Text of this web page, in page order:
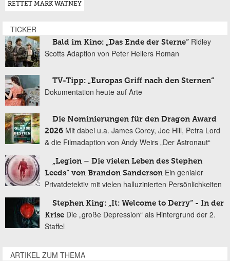
RETTET MARK WATNEY
TICKER
Bald im Kino: „Das Ende der Sterne“ Ridley
Scotts Adaption von Peter Hellers Roman
TV-Tipp: „Europas Griff nach den Sternen“
Dokumentation heute auf Arte
Die Nominierungen für den Dragon Award
2026 Mit dabei u.a. James Corey, Joe Hill, Petra Lord
& die Filmadaption von Andy Weirs „Der Astronaut“
„Legion – Die vielen Leben des Stephen
Leeds“ von Brandon Sanderson Ein genialer
Privatdetektiv mit vielen halluzinierten Persönlichkeiten
Stephen King: „It: Welcome to Derry“ - In der
Krise Die „große Depression“ als Hintergrund der 2.
Staffel
ARTIKEL ZUM THEMA